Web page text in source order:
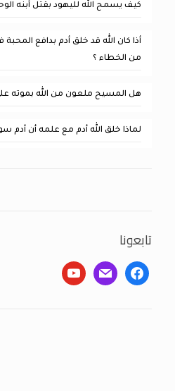
كيف يسمح الله لليهود بقتل أبنه
أذا كان الله قد خلق أدم بدافع
من الخطاء ؟
هل المسيح ملعون من الله بموته
لماذا خلق الله أدم مع علمه أن أدم
تابعونا
facebook
mail
youtube